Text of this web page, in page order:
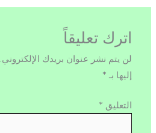
اترك تعليقاً
لن يتم نشر عنوان بريدك الإلكتروني.
إليها بـ *
التعليق *